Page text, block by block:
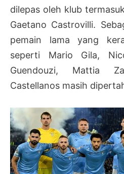
dilepas oleh klub
Gaetano Castrovilli.
pemain lama yang
seperti Mario Gila,
Guendouzi, Mattia
Castellanos masih